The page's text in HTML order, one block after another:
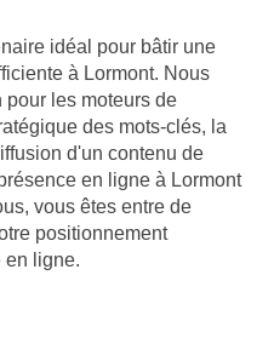
idéal pour bâtir une
à Lormont. Nous
les moteurs de
des mots-clés, la
d'un contenu de
en ligne à Lormont
vous êtes entre de
positionnement
en ligne.